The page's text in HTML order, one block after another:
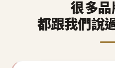
很多品
都跟我們說